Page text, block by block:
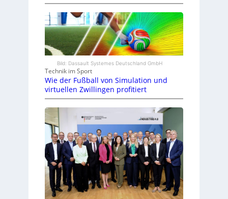
Bild: Dassault Systemes Deutschland GmbH
Technik im Sport
Wie der Fußball von Simulation und
virtuellen Zwillingen profitiert